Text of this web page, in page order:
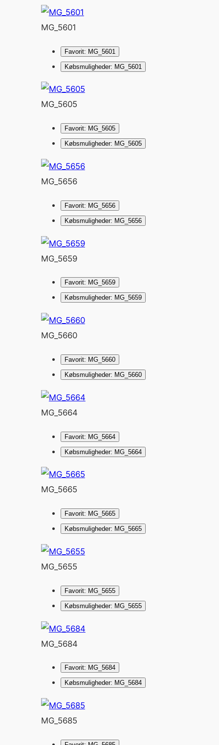
MG_5601
Favorit: MG_5601
Købsmuligheder: MG_5601
MG_5605
Favorit: MG_5605
Købsmuligheder: MG_5605
MG_5656
Favorit: MG_5656
Købsmuligheder: MG_5656
MG_5659
Favorit: MG_5659
Købsmuligheder: MG_5659
MG_5660
Favorit: MG_5660
Købsmuligheder: MG_5660
MG_5664
Favorit: MG_5664
Købsmuligheder: MG_5664
MG_5665
Favorit: MG_5665
Købsmuligheder: MG_5665
MG_5655
Favorit: MG_5655
Købsmuligheder: MG_5655
MG_5684
Favorit: MG_5684
Købsmuligheder: MG_5684
MG_5685